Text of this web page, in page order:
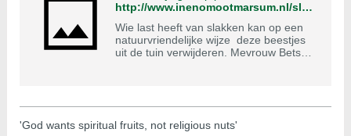
http://www.inenomootmarsum.nl/slakken-zijn-gek-op-paneermeel
Wie last heeft van slakken kan op een
natuurvriendelijke wijze deze beestjes
uit de tuin verwijderen. Mevrouw Betsy
'God wants spiritual fruits, not religious nuts'